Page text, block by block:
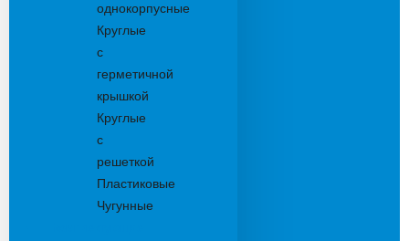
однокорпусные
Круглые
с
герметичной
крышкой
Круглые
с
решеткой
Пластиковые
Чугунные